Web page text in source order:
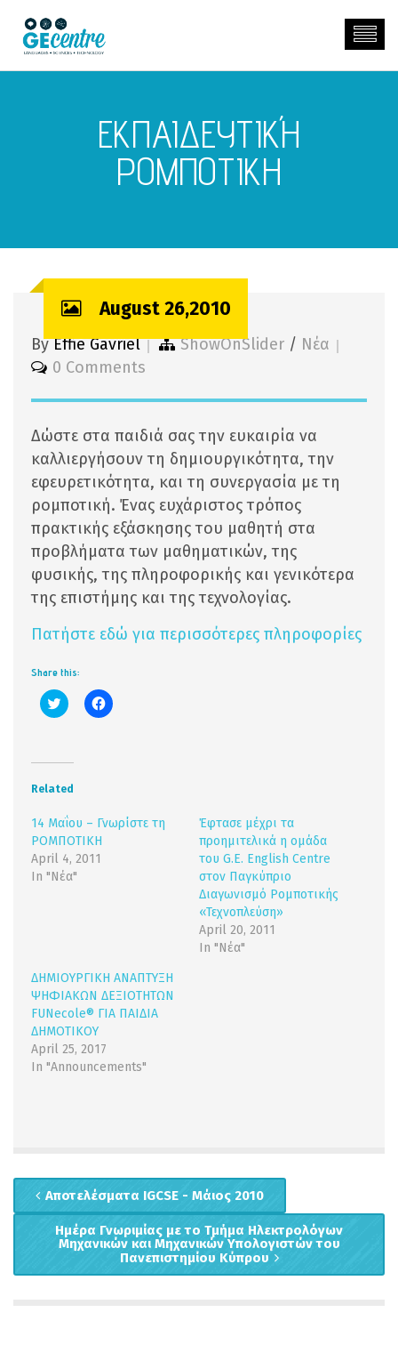
ΕΚΠΑΙΔΕΥΤΙΚΉ
ΡΟΜΠΟΤΙΚΗ
August 26,2010
ByEffie Gavriel ShowOnSlider / Νέα
0 Comments
Δώστε στα παιδιά σας την ευκαιρία να
καλλιεργήσουν τη δημιουργικότητα, την
εφευρετικότητα, και τη συνεργασία με τη
ρομποτική. Ένας ευχάριστος τρόπος
πρακτικής εξάσκησης του μαθητή στα
προβλήματα των μαθηματικών, της
φυσικής, της πληροφορικής και γενικότερα
της επιστήμης και της τεχνολογίας.
Πατήστε εδώ για περισσότερες πληροφορίες
Share this:
Click
to
(Opens
new
window)
Click
to
Related
14 Μαΐου – Γνωρίστε τη
ΡΟΜΠΟΤΙΚΗ
April 4, 2011
In "Νέα"
Έφτασε μέχρι τα
προημιτελικά η ομάδα
του G.E. English Centre
στον Παγκύπριο
Διαγωνισμό Ρομποτικής
«Τεχνοπλεύση»
April 20, 2011
In "Νέα"
ΔΗΜΙΟΥΡΓΙΚΗ ΑΝΑΠΤΥΞΗ
ΨΗΦΙΑΚΩΝ ΔΕΞΙΟΤΗΤΩΝ
FUNecole® ΓΙΑ ΠΑΙΔΙΑ
ΔΗΜΟΤΙΚΟΥ
April 25, 2017
In "Announcements"
Aποτελέσματα IGCSE - Μάιος 2010
Ημέρα Γνωριμίας με το Τμήμα Ηλεκτρολόγων
Μηχανικών και Μηχανικών Υπολογιστών του
Πανεπιστημίου Κύπρου